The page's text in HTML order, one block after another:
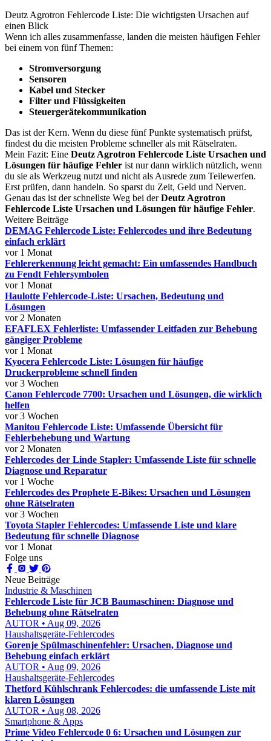
Deutz Agrotron Fehlercode Liste: Die wichtigsten Ursachen auf
einen Blick
Wenn ich alles zusammenfasse, landen die meisten häufigen Fehler
bei einem von fünf Themen:
Stromversorgung
Sensoren
Kabel und Stecker
Filter und Flüssigkeiten
Steuergerätekommunikation
Das ist der Kern. Wenn du diese fünf Punkte systematisch prüfst,
findest du die meisten Probleme schneller als mit Rätselraten.
Mein Fazit: Eine Deutz Agrotron Fehlercode Liste Ursachen und
Lösungen für häufige Fehler ist nur dann wirklich nützlich, wenn
du sie als Werkzeug nutzt und nicht als Ausrede zum Teilewerfen.
Erst prüfen, dann handeln. So sparst du Zeit, Geld und Nerven.
Genau das ist der schnellste Weg bei derDeutz Agrotron
Fehlercode Liste Ursachen und Lösungen für häufige Fehler.
Weitere Beiträge
DEMAG Fehlercode Liste: Fehlercodes und ihre Bedeutung
einfach erklärt
vor 1 Monat
Fehlererkennung leicht gemacht: Ein umfassendes Handbuch
zu Fendt Fehlersymbolen
vor 1 Monat
Haulotte Fehlercode-Liste: Ursachen, Bedeutung und
Lösungen
vor 2 Monaten
EFAFLEX Fehlerliste: Umfassender Leitfaden zur Behebung
gängiger Probleme
vor 1 Monat
Kyocera Fehlercode Liste: Lösungen für häufige
Druckerprobleme schnell finden
vor 3 Wochen
Canon Fehlercode 7700: Ursachen und Lösungen, die wirklich
helfen
vor 3 Wochen
Manitou Fehlercode Liste: Umfassende Übersicht für
Fehlerbehebung und Wartung
vor 2 Monaten
Fehlercodes der Linde Stapler: Umfassende Liste für schnelle
Diagnose und Reparatur
vor 1 Woche
Fehlercodes des Prophete E-Bikes: Ursachen und Lösungen
ohne Rätselraten
vor 3 Wochen
Toyota Stapler Fehlercodes: Umfassende Liste und klare
Bedeutung für schnelle Diagnose
vor 1 Monat
Folge uns
Neue Beiträge
Industrie & Maschinen
Fehlercode Liste für JCB Baumaschinen: Diagnose und
Behebung ohne Rätselraten
AUTOR • Aug 09, 2026
Haushaltsgeräte-Fehlercodes
Gorenje Spülmaschinenfehler: Ursachen, Diagnose und
Behebung einfach erklärt
AUTOR • Aug 09, 2026
Haushaltsgeräte-Fehlercodes
Thetford Kühlschrank Fehlercodes: die umfassende Liste mit
klaren Lösungen
AUTOR • Aug 08, 2026
Smartphone & Apps
Prime Video Fehlercode 0 6: Ursachen und Lösungen zur